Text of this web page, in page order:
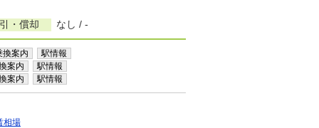
・償却 なし / -
換案内 駅情報
案内 駅情報
案内 駅情報
相場